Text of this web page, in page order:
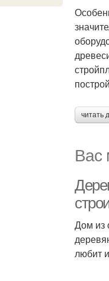
читать
Вас
Дом из
любит